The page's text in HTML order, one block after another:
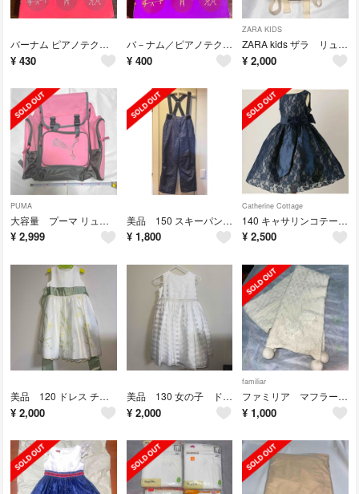
バーナム ピアノテクニック1 中古
¥ 430
バ－ナム／ピアノテクニック・ミニブック
¥ 400
ZARA KIDS
ZARA kids ザラ リュック もこもこ トナカイ
¥ 2,000
PUMA
大容量 プーマ リュック バックパック 林間学校 修学旅行 スキー
¥ 2,999
美品 150 スキーパンツ スキーウェア ジュニア ガールズ
¥ 1,800
Catherine Cottage
140 キャサリンコテージ リボンベルトレース ドレス ワンピース 発表会
¥ 2,500
美品 120 ドレス チュール ホワイト
¥ 2,000
美品 130 女の子 ドレス ホワイト チュール 発表会
¥ 2,000
familiar
ファミリア マフラー ホワイト 白
¥ 1,000